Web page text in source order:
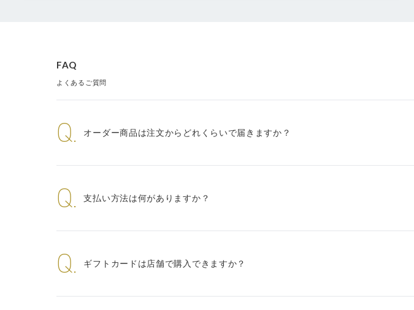
FAQ
よくあるご質問
Q. オーダー商品は注文からどれくらいで届きますか？
Q. 支払い方法は何がありますか？
Q. ギフトカードは店舗で購入できますか？